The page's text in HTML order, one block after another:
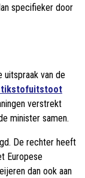
specifieker door
van de
verstrekt
minister samen.
De rechter heeft
Europese
dan ook aan